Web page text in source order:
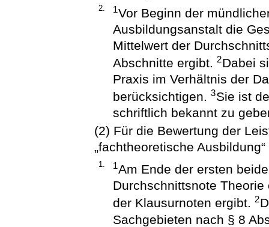
2. 1Vor Beginn der
Ausbildungsanstalt die
Mittelwert der
Abschnitte ergibt. 2Dabei
Praxis im Verhältnis der
berücksichtigen. 3Sie ist
schriftlich bekannt zu
(2) Für die Bewertung der
„fachtheoretische
1. 1Am Ende der ersten
Durchschnittsnote
der Klausurnoten ergibt. 2
Sachgebieten nach § 8